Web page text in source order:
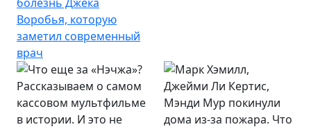
Воробья, которую
заметил современный
врач